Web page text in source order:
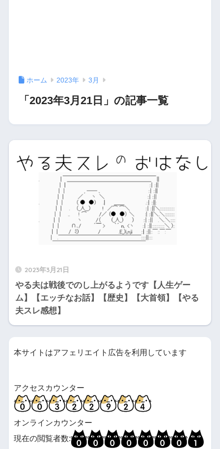
ホーム 2023年 3月
「2023年3月21日」の記事一覧
2023年3月21日
やる夫は戦後でのし上がるようです【人生ゲー
ム】【エッチなお話】【歴史】【大首領】【やる
夫スレ感想】
本サイトはアフェリエイト広告を利用しています
アクセスカウンター
オンラインカウンター
現在の閲覧者数: